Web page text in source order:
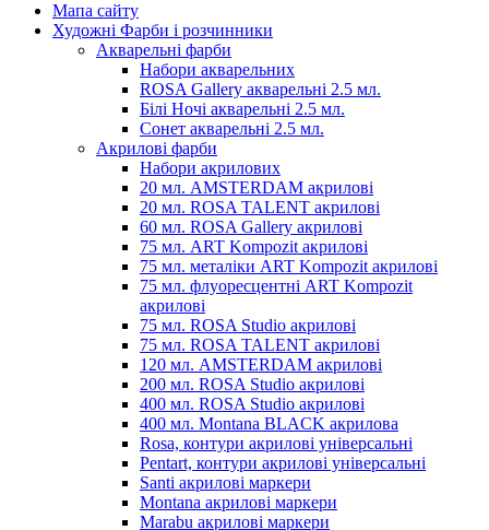
Мапа сайту
Художні Фарби і розчинники
Акварельні фарби
Набори акварельних
ROSA Gallery акварельні 2.5 мл.
Білі Ночі акварельні 2.5 мл.
Сонет акварельні 2.5 мл.
Акрилові фарби
Набори акрилових
20 мл. AMSTERDAM акрилові
20 мл. ROSA TALENT акрилові
60 мл. ROSA Gallery акрилові
75 мл. ART Kompozit акрилові
75 мл. металіки ART Kompozit акрилові
75 мл. флуоресцентні ART Kompozit
акрилові
75 мл. ROSA Studio акрилові
75 мл. ROSA TALENT акрилові
120 мл. AMSTERDAM акрилові
200 мл. ROSA Studio акрилові
400 мл. ROSA Studio акрилові
400 мл. Montana BLACK акрилова
Rosa, контури акрилові універсальні
Pentart, контури акрилові універсальні
Santi акрилові маркери
Montana акрилові маркери
Marabu акрилові маркери